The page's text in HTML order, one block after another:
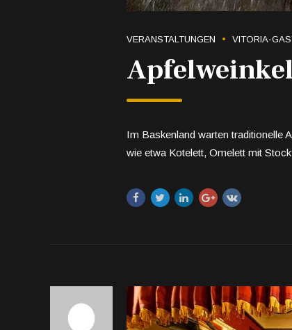
VERANSTALTUNGEN VITORIA-
Im Baskenland warten traditionelle
wie etwa Kotelett, Omelett mit